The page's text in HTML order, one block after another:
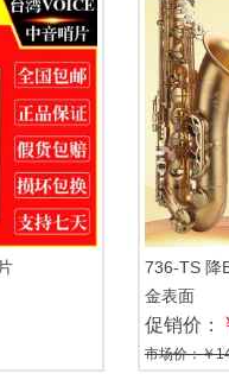
736-TS 降
金表面
促销价：
市场价：￥